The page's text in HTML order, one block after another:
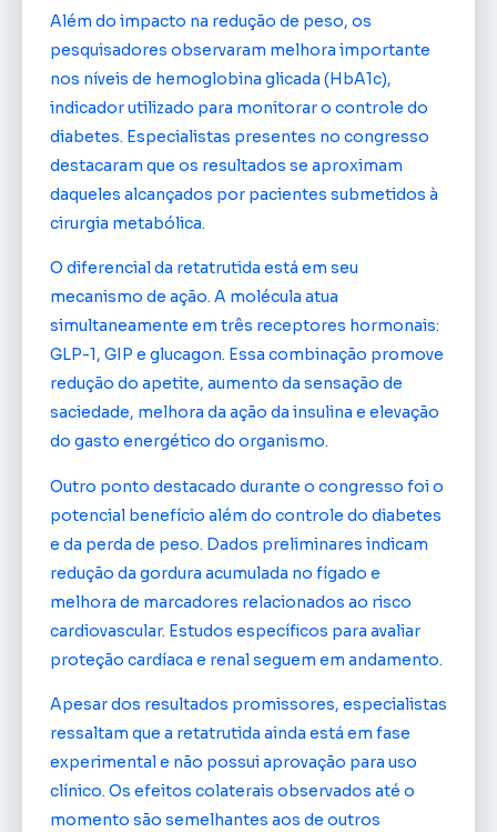
Além do impacto na redução de peso, os
pesquisadores observaram melhora importante
nos níveis de hemoglobina glicada (HbA1c),
indicador utilizado para monitorar o controle do
diabetes. Especialistas presentes no congresso
destacaram que os resultados se aproximam
daqueles alcançados por pacientes submetidos à
cirurgia metabólica.
O diferencial da retatrutida está em seu
mecanismo de ação. A molécula atua
simultaneamente em três receptores hormonais:
GLP-1, GIP e glucagon. Essa combinação promove
redução do apetite, aumento da sensação de
saciedade, melhora da ação da insulina e elevação
do gasto energético do organismo.
Outro ponto destacado durante o congresso foi o
potencial benefício além do controle do diabetes
e da perda de peso. Dados preliminares indicam
redução da gordura acumulada no fígado e
melhora de marcadores relacionados ao risco
cardiovascular. Estudos específicos para avaliar
proteção cardíaca e renal seguem em andamento.
Apesar dos resultados promissores, especialistas
ressaltam que a retatrutida ainda está em fase
experimental e não possui aprovação para uso
clínico. Os efeitos colaterais observados até o
momento são semelhantes aos de outros